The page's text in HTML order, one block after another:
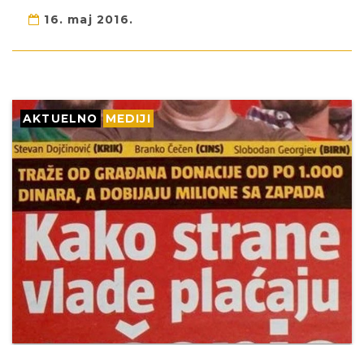
16. maj 2016.
AKTUELNO MEDIJI